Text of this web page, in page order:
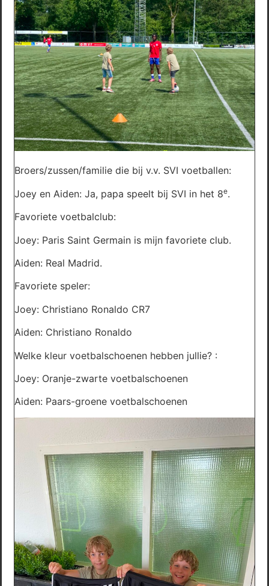
Broers/zussen/familie die bij v.v. SVI voetballen:
Joey en Aiden: Ja, papa speelt bij SVI in het 8e.
Favoriete voetbalclub:
Joey: Paris Saint Germain is mijn favoriete club.
Aiden: Real Madrid.
Favoriete speler:
Joey: Christiano Ronaldo CR7
Aiden: Christiano Ronaldo
Welke kleur voetbalschoenen hebben jullie? :
Joey: Oranje-zwarte voetbalschoenen
Aiden: Paars-groene voetbalschoenen